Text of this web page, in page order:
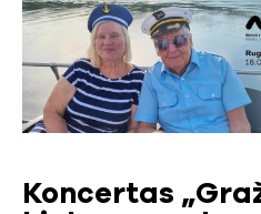
Koncertas